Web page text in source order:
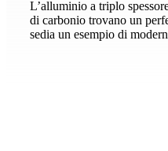
L’alluminio a triplo
di carbonio trovano un
sedia un esempio di